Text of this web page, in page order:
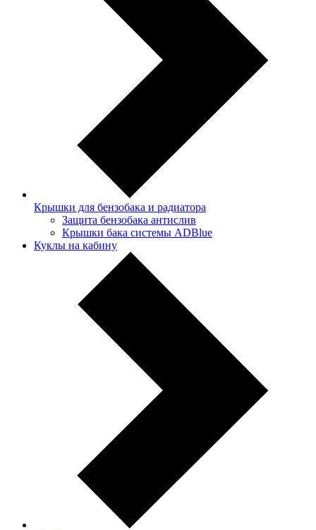
Крышки для бензобака и радиатора
Защита бензобака антислив
Крышки бака системы ADBlue
Куклы на кабину